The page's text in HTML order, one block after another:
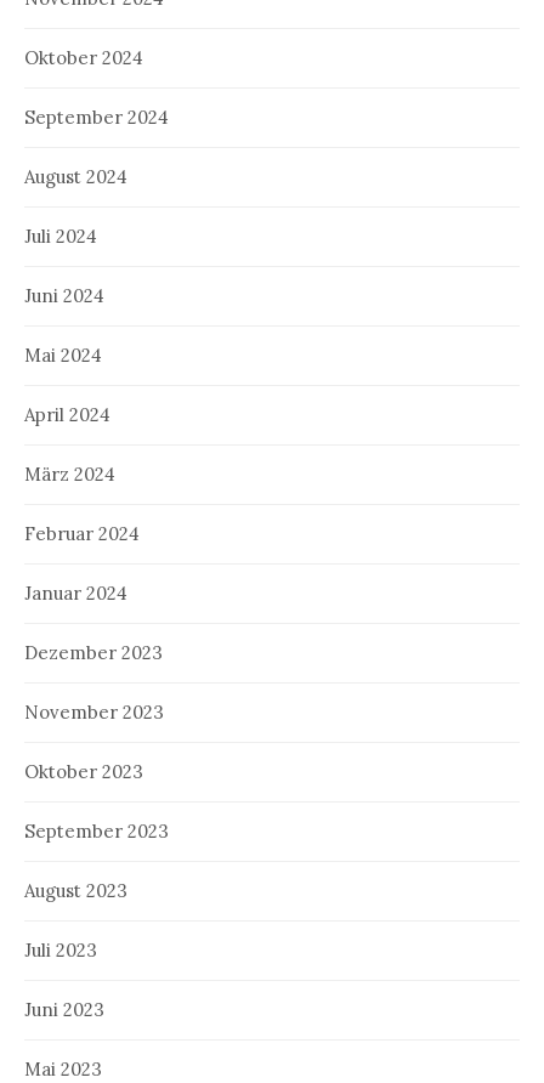
Oktober 2024
September 2024
August 2024
Juli 2024
Juni 2024
Mai 2024
April 2024
März 2024
Februar 2024
Januar 2024
Dezember 2023
November 2023
Oktober 2023
September 2023
August 2023
Juli 2023
Juni 2023
Mai 2023